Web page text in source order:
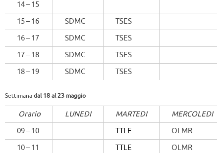
14 – 15
15 – 16
SDMC
TSES
16 – 17
SDMC
TSES
17 – 18
SDMC
TSES
18 – 19
SDMC TSES
Settimanadal 18 al 23 maggio
Orario LUNEDI MARTEDI
MERCOLEDI
09 – 10
TTLE
OLMR
10 – 11
TTLE
OLMR